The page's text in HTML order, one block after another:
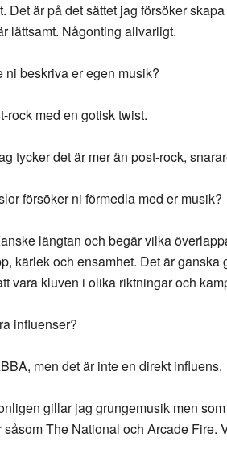
Det är på det sättet jag försöker
lättsamt. Någonting allvarligt.
ni beskriva er egen musik?
rock med en gotisk twist.
tycker det är mer än post-rock,
försöker ni förmedla med er musik?
längtan och begär vilka
kärlek och ensamhet. Det är
vara kluven i olika riktningar och
influenser?
men det är inte en direkt influens.
gillar jag grungemusik men
såsom The National och Arcade Fire.